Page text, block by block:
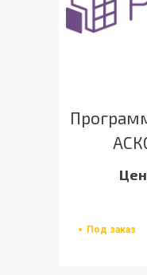
Под заказ